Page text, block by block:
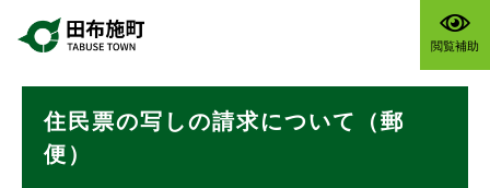
閲覧補助
住民票の写しの請求について（郵
便）